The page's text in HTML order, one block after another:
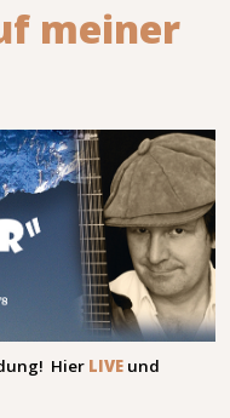
meiner
Hier LIVE und